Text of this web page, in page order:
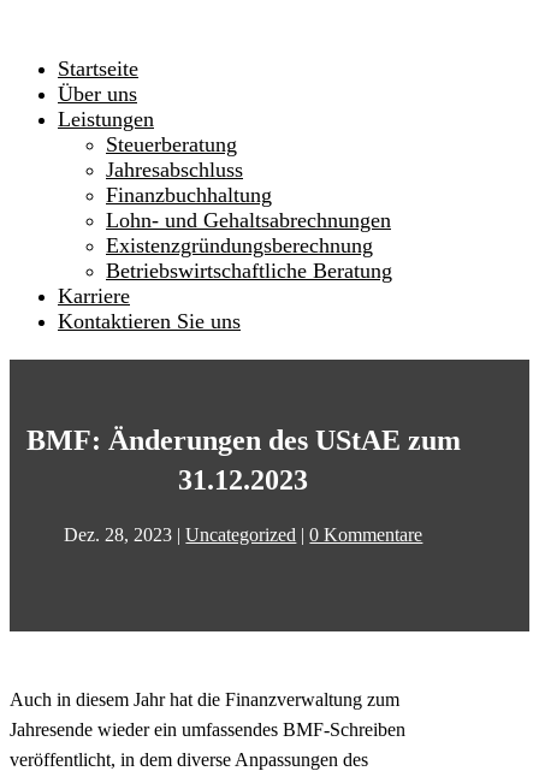
Startseite
Über uns
Leistungen
Steuerberatung
Jahresabschluss
Finanzbuchhaltung
Lohn- und Gehaltsabrechnungen
Existenzgründungsberechnung
Betriebswirtschaftliche Beratung
Karriere
Kontaktieren Sie uns
BMF: Änderungen des UStAE zum
31.12.2023
Dez. 28, 2023 |Uncategorized |0 Kommentare
Auch in diesem Jahr hat die Finanzverwaltung zum
Jahresende wieder ein umfassendes BMF-Schreiben
veröffentlicht, in dem diverse Anpassungen des